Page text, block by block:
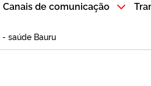
Canais de comunicação
saúde Bauru